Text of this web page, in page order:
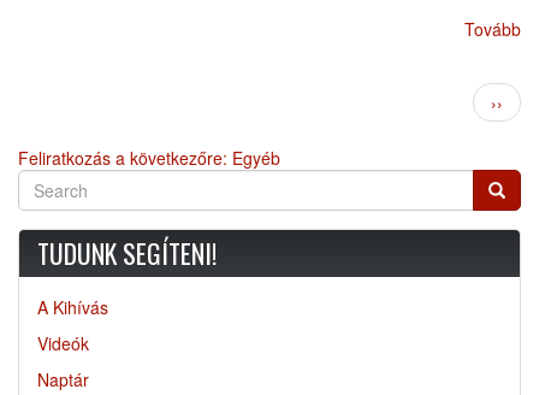
Tovább
oldal
››
Feliratkozás a következőre: Egyéb
Search
TUDUNK SEGÍTENI!
A Kihívás
Videók
Naptár